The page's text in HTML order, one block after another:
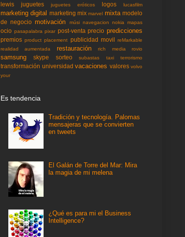
lewis
juguetes juguetes eróticos logos lucasfilm
marketing digital marketing mix marvel mixta modelo
de negocio motivación músi navegacion nokia mapas
ocio pasapalabra pixar post-venta precio predicciones
premios product placement publicidad movil reMarkable
realidad aumentada
restauración rich media rovio
samsung skype sorteo subastas taxi terrorismo
transformación universidad vacaciones valores volvo
your
Es tendencia
Tradición y tecnología. Palomas
mensajeras que se convierten
en tweets
El Galán de Torre del Mar: Mira
la magia de mi melena
¿Qué es para mi el Business
Intelligence?